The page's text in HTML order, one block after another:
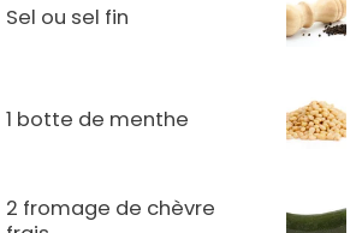
Sel ou sel fin
1 botte de menthe
2 fromage de chèvre